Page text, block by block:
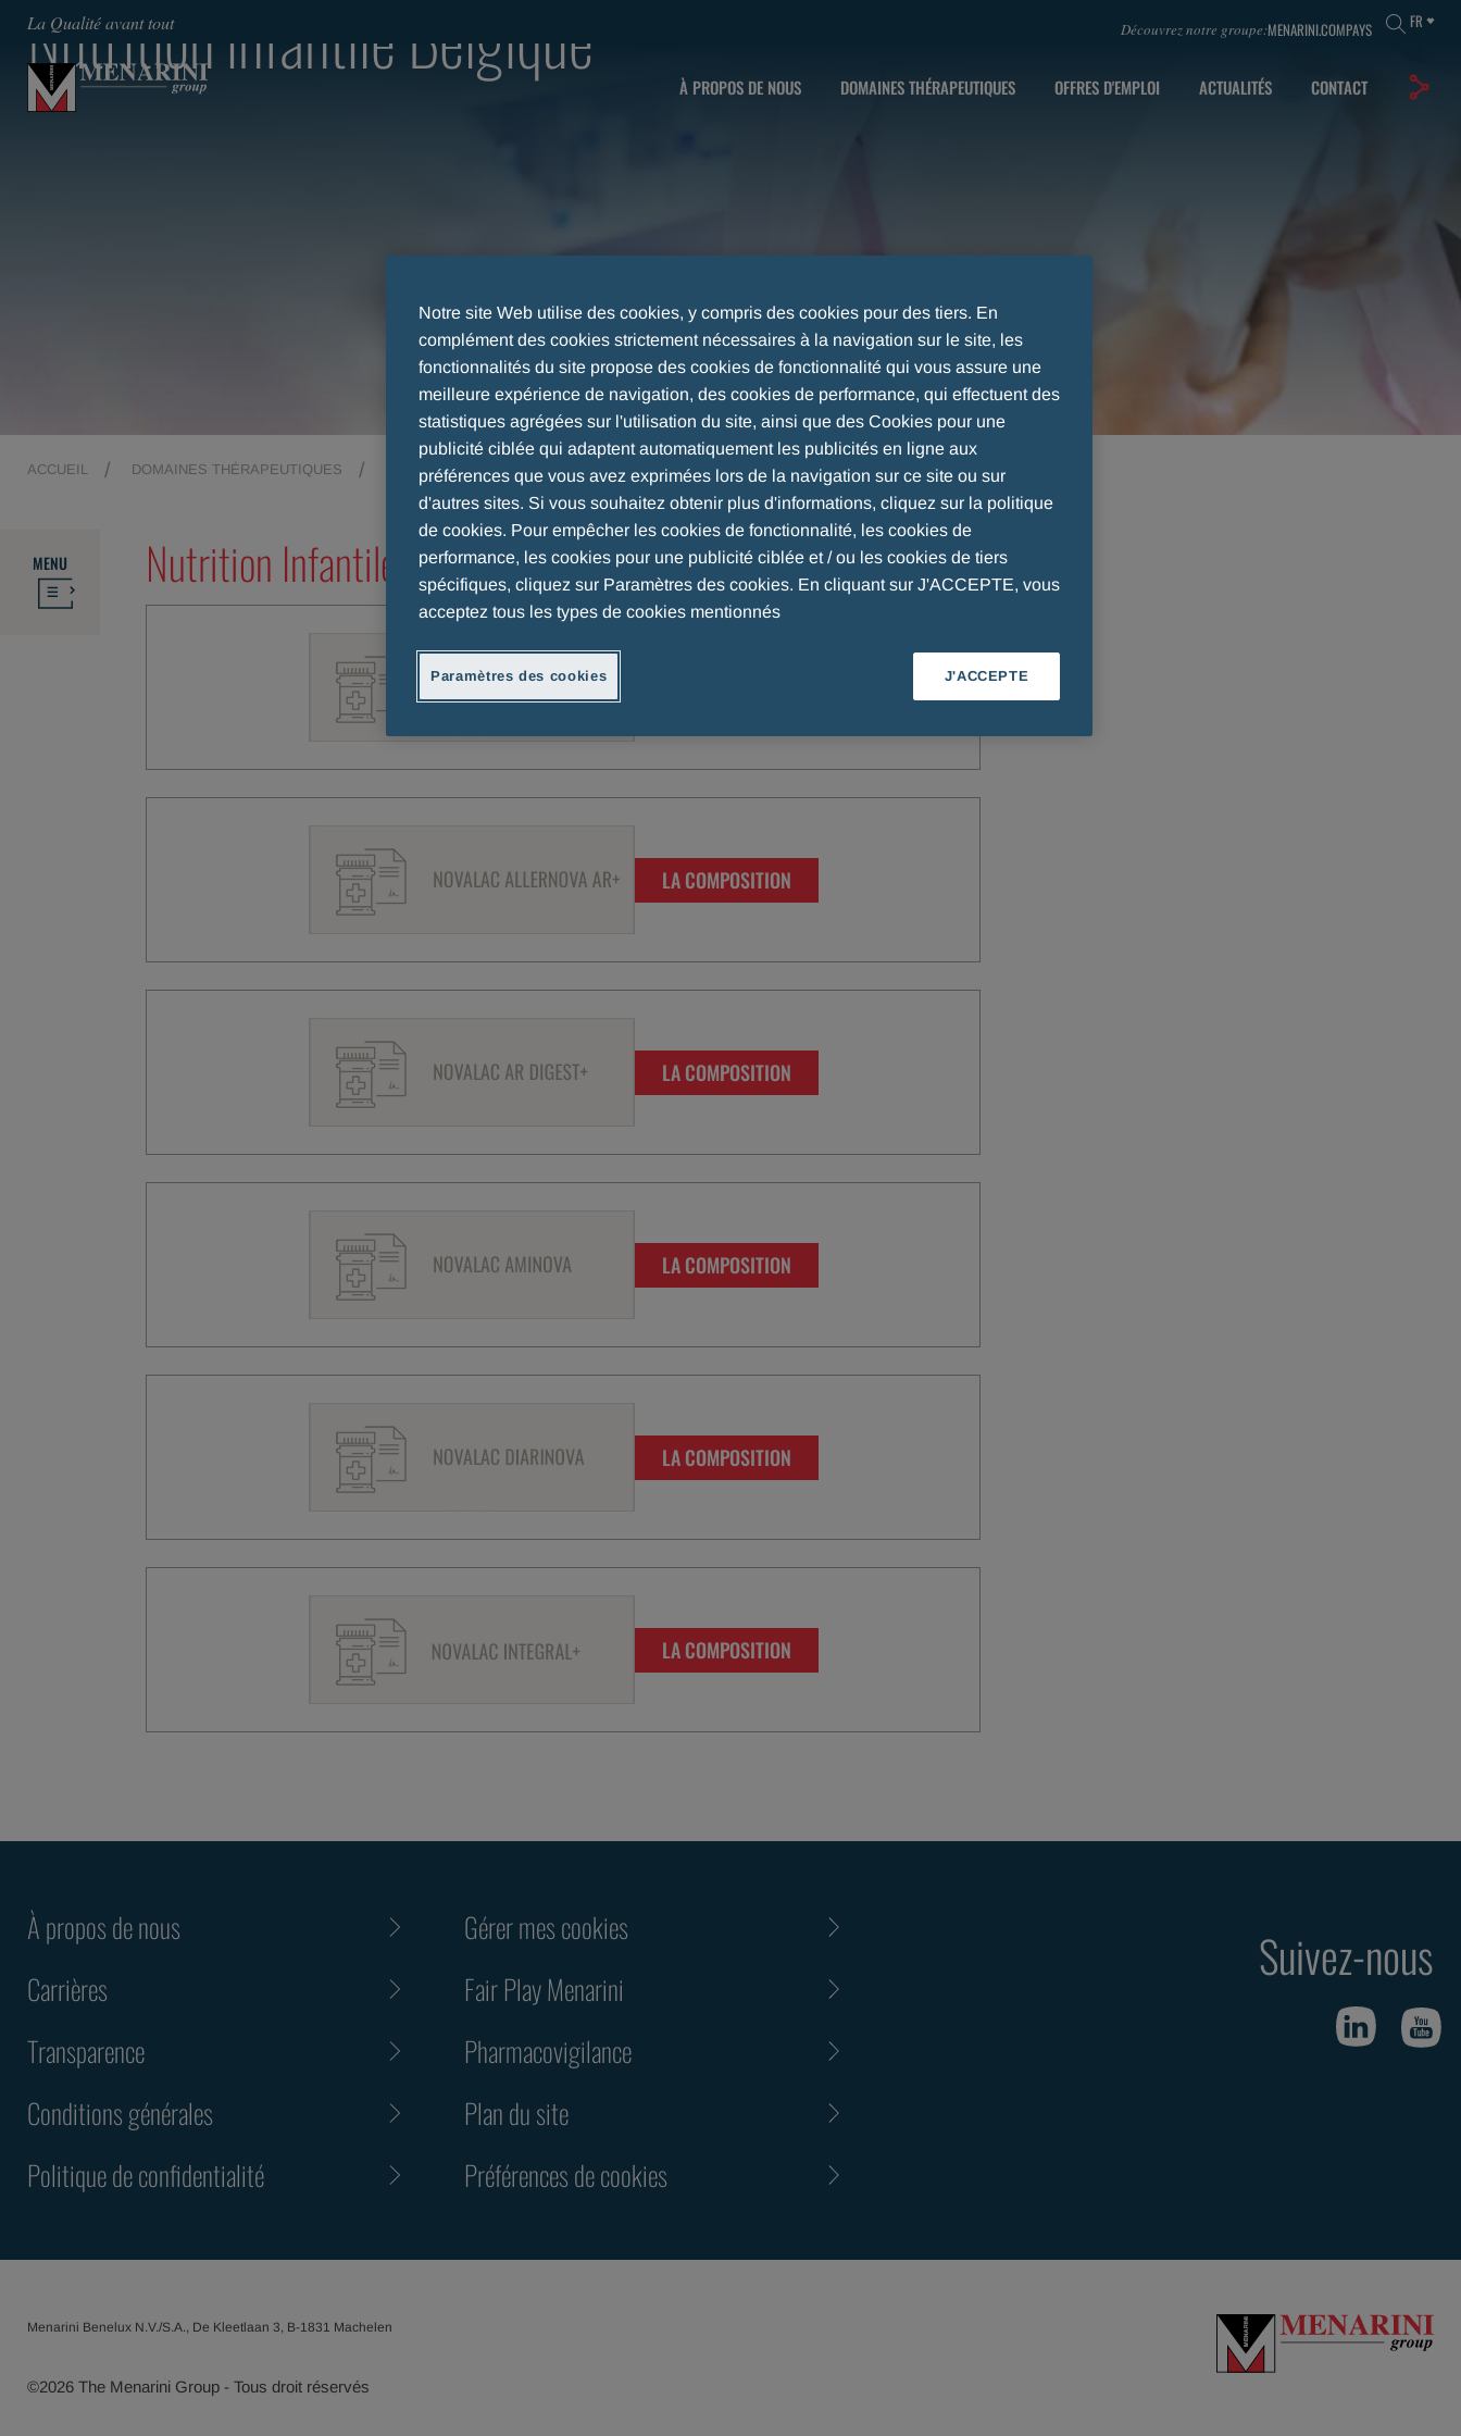
La Qualité avant tout Découvrez notre groupe:MENARINI.COMPAYS FR
À PROPOS DE NOUS DOMAINES THÉRAPEUTIQUES OFFRES D'EMPLOI ACTUALITÉS CONTACT
Nutrition infantile Belgique
ACCUEIL DOMAINES THÉRAPEUTIQUES NUTRITION INFANTILE NUTRITION INFANTILE BELGIQUE
MENU Nutrition Infantile Belgique
LA COMPOSITION
LA COMPOSITION
LA COMPOSITION
LA COMPOSITION
LA COMPOSITION
À propos de nous
Carrières
Transparence
Conditions générales
Politique de confidentialité
Gérer mes cookies
Fair Play Menarini
Pharmacovigilance
Plan du site
Préférences de cookies
Suivez-nous
Menarini Benelux N.V./S.A., De Kleetlaan 3, B-1831 Machelen
©2026 The Menarini Group - Tous droit réservés
Notre site Web utilise des cookies, y compris des cookies pour des tiers. En
complément des cookies strictement nécessaires à la navigation sur le site, les
fonctionnalités du site propose des cookies de fonctionnalité qui vous assure une
meilleure expérience de navigation, des cookies de performance, qui effectuent des
statistiques agrégées sur l'utilisation du site, ainsi que des Cookies pour une
publicité ciblée qui adaptent automatiquement les publicités en ligne aux
préférences que vous avez exprimées lors de la navigation sur ce site ou sur
d'autres sites. Si vous souhaitez obtenir plus d'informations, cliquez sur la politique
de cookies. Pour empêcher les cookies de fonctionnalité, les cookies de
performance, les cookies pour une publicité ciblée et / ou les cookies de tiers
spécifiques, cliquez sur Paramètres des cookies. En cliquant sur J'ACCEPTE, vous
acceptez tous les types de cookies mentionnés
Paramètres des cookies J'ACCEPTE